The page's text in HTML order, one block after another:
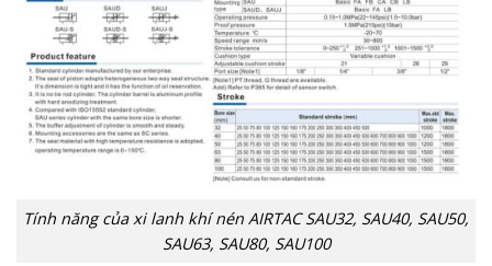
Tính năng của xi lanh khí nén AIRTAC SAU32, SAU40, SAU50,
SAU63, SAU80, SAU100